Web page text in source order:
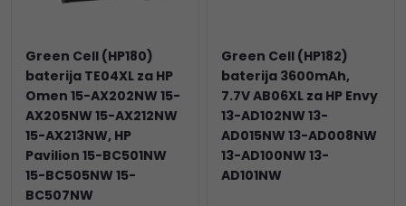
Green Cell (HP180)
baterija TE04XL za HP
Omen 15-AX202NW 15-
AX205NW 15-AX212NW
15-AX213NW, HP
Pavilion 15-BC501NW
15-BC505NW 15-
BC507NW
Green Cell (HP182)
baterija 3600mAh,
7.7V AB06XL za HP Envy
13-AD102NW 13-
AD015NW 13-AD008NW
13-AD100NW 13-
AD101NW